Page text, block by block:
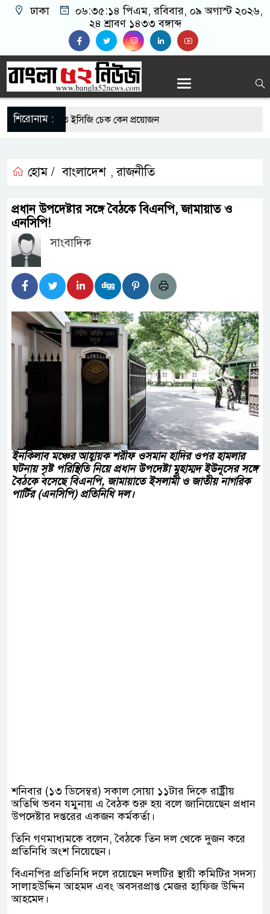
ঢাকা ০৬:৩৫:১৪ পিএম, রবিবার, ০৯ অগাস্ট ২০২৬,
২৪ শ্রাবণ ১৪৩৩ বঙ্গাব্দ
শিরোনাম :নিয়মিত ইসিজি চেক কেন প্রয়োজন
আহ্বান
মিলল মাইক্রোপ্লাস্টিক, বেশি কই মাছে
বাড়ীর মোঃ আঃ খালেকের ইন্তেকাল
ব্যবসায়িক অগ্রযাত্রায় নতুন অধ্যায়
স্থিতিশীল সরকার,প্রবাসীদের বিনিয়োগের এখনই
স্থিতিশীল সরকার,প্রবাসীদের বিনিয়োগের এখনই
নিচে গাঁজার ড্রাম, মাদক কারবারি আটক
বাজেট সংশোধনের দাবিতে ফরিদগঞ্জে অহিংস
উঠান বৈঠক
হোম / বাংলাদেশ ,রাজনীতি
প্রধান উপদেষ্টার সঙ্গে বৈঠকে বিএনপি, জামায়াত ও
এনসিপি!
সাংবাদিক
ইনকিলাব মঞ্চের আহ্বায়ক শরীফ ওসমান হাদির ওপর হামলার
ঘটনায় সৃষ্ট পরিস্থিতি নিয়ে প্রধান উপদেষ্টা মুহাম্মদ ইউনূসের সঙ্গে
বৈঠকে বসেছে বিএনপি, জামায়াতে ইসলামী ও জাতীয় নাগরিক
পার্টির (এনসিপি) প্রতিনিধি দল।
শনিবার (১৩ ডিসেম্বর) সকাল সোয়া ১১টার দিকে রাষ্ট্রীয়
অতিথি ভবন যমুনায় এ বৈঠক শুরু হয় বলে জানিয়েছেন প্রধান
উপদেষ্টার দপ্তরের একজন কর্মকর্তা।
তিনি গণমাধ্যমকে বলেন, বৈঠকে তিন দল থেকে দুজন করে
প্রতিনিধি অংশ নিয়েছেন।
বিএনপির প্রতিনিধি দলে রয়েছেন দলটির স্থায়ী কমিটির সদস্য
সালাহউদ্দিন আহমদ এবং অবসরপ্রাপ্ত মেজর হাফিজ উদ্দিন
আহমেদ।